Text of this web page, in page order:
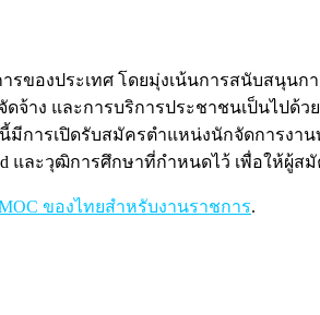
องประเทศ โดยมุ่งเน้นการสนับสนุนก
าง และการบริการประชาชนเป็นไปด้
การเปิดรับสมัครตำแหน่งนักจัดการง
และวุฒิการศึกษาที่กำหนดไว้ เพื่อให้
MOC ของไทยสำหรับงานราชการ.